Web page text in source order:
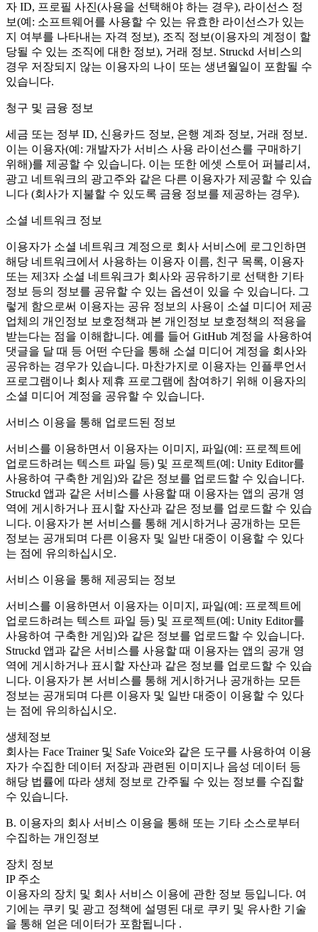
자 ID, 프로필 사진(사용을 선택해야 하는 경우), 라이선스 정
보(예: 소프트웨어를 사용할 수 있는 유효한 라이선스가 있는
지 여부를 나타내는 자격 정보), 조직 정보(이용자의 계정이 할
당될 수 있는 조직에 대한 정보), 거래 정보. Struckd 서비스의
경우 저장되지 않는 이용자의 나이 또는 생년월일이 포함될 수
있습니다.
청구 및 금융 정보
세금 또는 정부 ID, 신용카드 정보, 은행 계좌 정보, 거래 정보.
이는 이용자(예: 개발자가 서비스 사용 라이선스를 구매하기
위해)를 제공할 수 있습니다. 이는 또한 에셋 스토어 퍼블리셔,
광고 네트워크의 광고주와 같은 다른 이용자가 제공할 수 있습
니다 (회사가 지불할 수 있도록 금융 정보를 제공하는 경우).
소셜 네트워크 정보
이용자가 소셜 네트워크 계정으로 회사 서비스에 로그인하면
해당 네트워크에서 사용하는 이용자 이름, 친구 목록, 이용자
또는 제3자 소셜 네트워크가 회사와 공유하기로 선택한 기타
정보 등의 정보를 공유할 수 있는 옵션이 있을 수 있습니다. 그
렇게 함으로써 이용자는 공유 정보의 사용이 소셜 미디어 제공
업체의 개인정보 보호정책과 본 개인정보 보호정책의 적용을
받는다는 점을 이해합니다. 예를 들어 GitHub 계정을 사용하여
댓글을 달 때 등 어떤 수단을 통해 소셜 미디어 계정을 회사와
공유하는 경우가 있습니다. 마찬가지로 이용자는 인플루언서
프로그램이나 회사 제휴 프로그램에 참여하기 위해 이용자의
소셜 미디어 계정을 공유할 수 있습니다.
서비스 이용을 통해 업로드된 정보
서비스를 이용하면서 이용자는 이미지, 파일(예: 프로젝트에
업로드하려는 텍스트 파일 등) 및 프로젝트(예: Unity Editor를
사용하여 구축한 게임)와 같은 정보를 업로드할 수 있습니다.
Struckd 앱과 같은 서비스를 사용할 때 이용자는 앱의 공개 영
역에 게시하거나 표시할 자산과 같은 정보를 업로드할 수 있습
니다. 이용자가 본 서비스를 통해 게시하거나 공개하는 모든
정보는 공개되며 다른 이용자 및 일반 대중이 이용할 수 있다
는 점에 유의하십시오.
서비스 이용을 통해 제공되는 정보
서비스를 이용하면서 이용자는 이미지, 파일(예: 프로젝트에
업로드하려는 텍스트 파일 등) 및 프로젝트(예: Unity Editor를
사용하여 구축한 게임)와 같은 정보를 업로드할 수 있습니다.
Struckd 앱과 같은 서비스를 사용할 때 이용자는 앱의 공개 영
역에 게시하거나 표시할 자산과 같은 정보를 업로드할 수 있습
니다. 이용자가 본 서비스를 통해 게시하거나 공개하는 모든
정보는 공개되며 다른 이용자 및 일반 대중이 이용할 수 있다
는 점에 유의하십시오.
생체정보
회사는 Face Trainer 및 Safe Voice와 같은 도구를 사용하여 이용
자가 수집한 데이터 저장과 관련된 이미지나 음성 데이터 등
해당 법률에 따라 생체 정보로 간주될 수 있는 정보를 수집할
수 있습니다.
B. 이용자의 회사 서비스 이용을 통해 또는 기타 소스로부터
수집하는 개인정보
장치 정보
IP 주소
이용자의 장치 및 회사 서비스 이용에 관한 정보 등입니다. 여
기에는 쿠키 및 광고 정책에 설명된 대로 쿠키 및 유사한 기술
을 통해 얻은 데이터가 포함됩니다 .